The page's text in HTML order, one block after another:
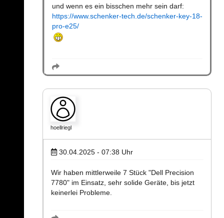
und wenn es ein bisschen mehr sein darf:
https://www.schenker-tech.de/schenker-key-18-
pro-e25/
hoellriegl
30.04.2025 - 07:38 Uhr
Wir haben mittlerweile 7 Stück "Dell Precision
7780" im Einsatz, sehr solide Geräte, bis jetzt
keinerlei Probleme.